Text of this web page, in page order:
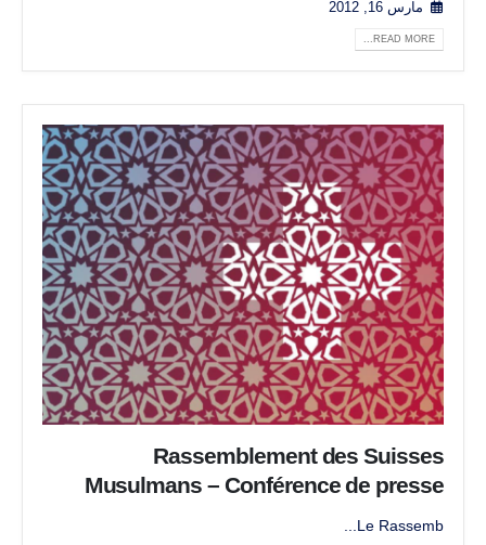
مارس 16, 2012
READ MORE...
Rassemblement des Suisses
Musulmans – Conférence de presse
Le Rassemb...